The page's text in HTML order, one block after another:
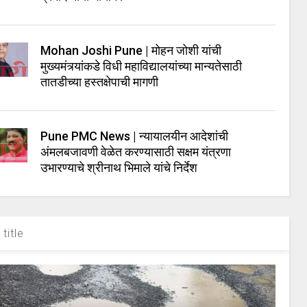
Mohan Joshi Pune | मोहन जोशी यांची
मुख्यमंत्र्यांकडे विधी महाविद्यालयांच्या मान्यतेसाठी
तातडीच्या हस्तक्षेपाची मागणी
Pune PMC News | न्यायालयीन आदेशांची
अंमलबजावणी वेळेत करण्यासाठी सक्षम यंत्रणा
उभारण्याचे श्रीनाथ भिमाले यांचे निर्देश